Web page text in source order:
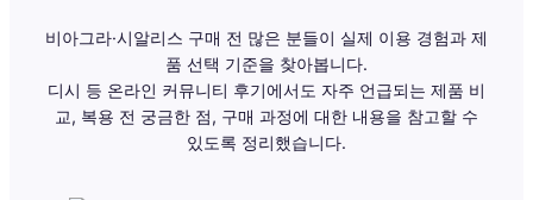
비아그라·시알리스 구매 전 많은 분들이 실제 이용 경험과 제
품 선택 기준을 찾아봅니다.
디시 등 온라인 커뮤니티 후기에서도 자주 언급되는 제품 비
교, 복용 전 궁금한 점, 구매 과정에 대한 내용을 참고할 수
있도록 정리했습니다.